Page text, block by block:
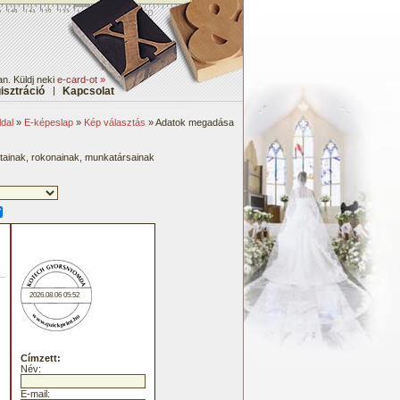
Küldj nekie-card-ot »
| Kapcsolat
» E-képeslap » Kép választás » Adatok megadása
rokonainak, munkatársainak
2026.08.06 05:52
Címzett:
Név:
E-mail: